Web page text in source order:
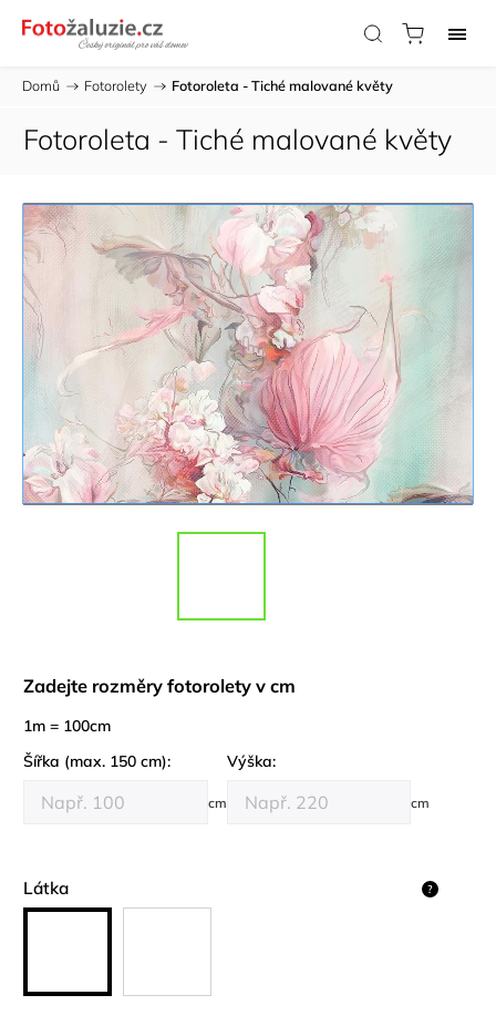
Domů / Fotorolety / Fotoroleta - Tiché malované květy
Fotoroleta - Tiché malované květy
Zadejte rozměry fotorolety v cm
1m = 100cm
Šířka (max. 150 cm):
cm
Výška:
cm
Látka ?